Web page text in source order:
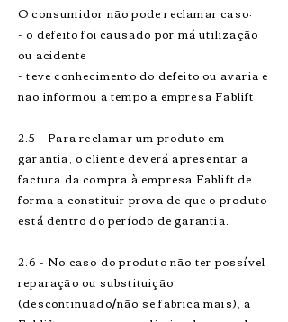
O consumidor não pode reclamar caso:
- o defeito foi causado por má utilização
ou acidente
- teve conhecimento do defeito ou avaria e
não informou a tempo a empresa Fablift
2.5 - Para reclamar um produto em
garantia, o cliente deverá apresentar a
factura da compra à empresa Fablift de
forma a constituir prova de que o produto
está dentro do período de garantia.
2.6 - No caso do produto não ter possível
reparação ou substituição
(descontinuado/não se fabrica mais), a